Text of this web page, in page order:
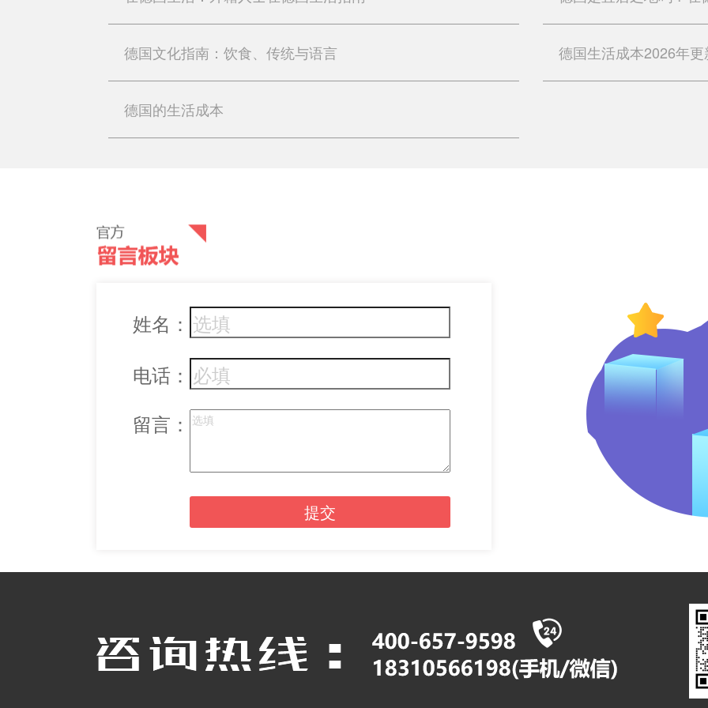
德国文化指南：饮食、传统与语言 德国生活成本2026年
德国的生活成本
姓名：
电话：
留言：
提交